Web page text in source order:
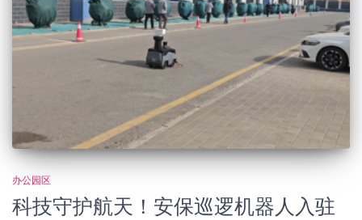
办公园区
科技守护航天！安保巡逻机器人入驻